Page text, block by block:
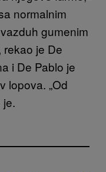
normalnim
gumenim
rekao je De
i De Pablo je
lopova. „Od
je.